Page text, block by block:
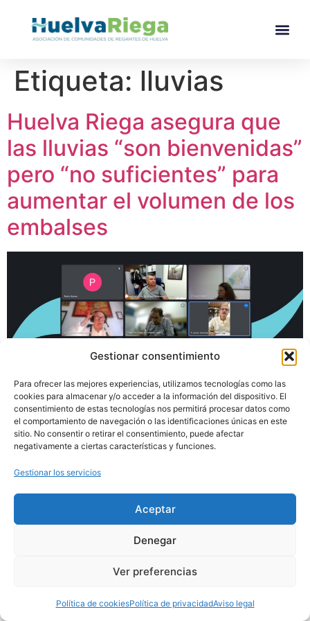
Gestionar consentimiento
Para ofrecer las mejores experiencias, utilizamos tecnologías como las
cookies para almacenar y/o acceder a la información del dispositivo. El
consentimiento de estas tecnologías nos permitirá procesar datos como
el comportamiento de navegación o las identificaciones únicas en este
sitio. No consentir o retirar el consentimiento, puede afectar
negativamente a ciertas características y funciones.
Gestionar los servicios
Aceptar
Denegar
Ver preferencias
Política de cookiesPolítica de privacidadAviso legal
Etiqueta: lluvias
Huelva Riega asegura que
las lluvias “son bienvenidas”
pero “no suficientes” para
aumentar el volumen de los
embalses
Avisa de que no es una precipitación que produzca
escorrentía suficiente como para que los embalses,
aguas abajo, recojan un volumen apreciable de agua
Política de cookies
Política de privacidad
Aviso legal